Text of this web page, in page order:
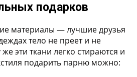
подарков
материалы — лучшие друзья
тело не преет и не
эти ткани легко стираются и
подарить парню можно: